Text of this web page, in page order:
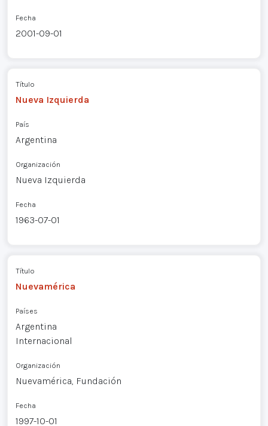
Fecha
2001-09-01
Título
Nueva Izquierda
País
Argentina
Organización
Nueva Izquierda
Fecha
1963-07-01
Título
Nuevamérica
Países
Argentina
Internacional
Organización
Nuevamérica, Fundación
Fecha
1997-10-01